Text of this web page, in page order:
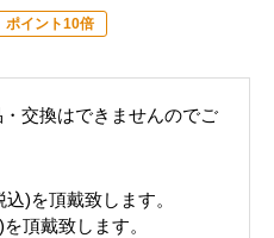
ポイント10倍
交換はできませんのでご
込)を頂戴致します。
頂戴致します。